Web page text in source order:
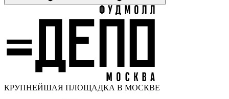
КРУПНЕЙШАЯ ПЛОЩАДКА В МОСКВЕ